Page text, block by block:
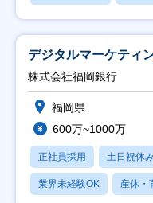
デジタルマーケティ
株式会社福岡銀行
福岡県
600万~1000万
正社員採用 土日祝休
業界未経験OK 産休・